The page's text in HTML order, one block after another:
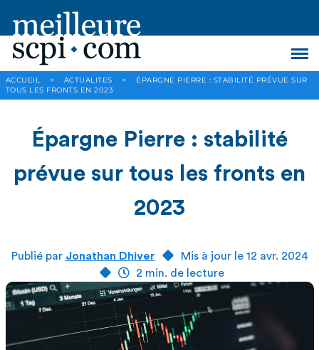
ACCUEIL > ACTUALITES >
ÉPARGNE PIERRE : STABILITÉ PRÉVUE SUR
TOUS LES FRONTS EN 2023
Épargne Pierre : stabilité
prévue sur tous les fronts en
2023
Publié par Jonathan Dhiver
Mis à jour le 12 avr. 2024
2 min. de lecture